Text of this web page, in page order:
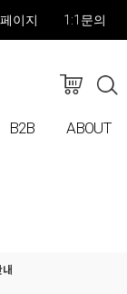
이지 1:1문의
B2B ABOUT